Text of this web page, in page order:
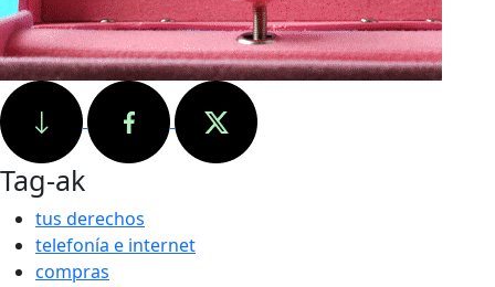
Tag-ak
tus derechos
telefonía e internet
compras